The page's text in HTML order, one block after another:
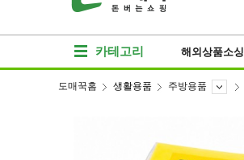
카테고리 해외상품소싱
도매꾹홈 생활용품 주방용품